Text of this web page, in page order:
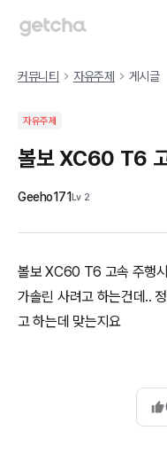
커뮤니티 자유주제 게시글
자유주제
볼보 XC60 T6
Geeho171Lv 2
볼보 XC60 T6 고속 주행
가솔린 사려고 하는건데..
고 하는데 맞는지요